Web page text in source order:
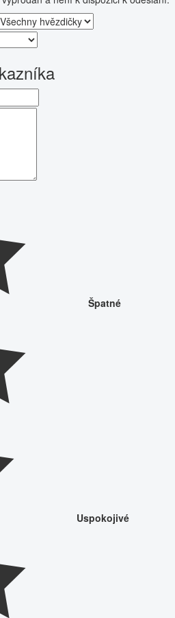
Špatné
Uspokojivé